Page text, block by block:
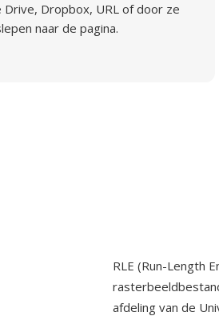
Drive, Dropbox, URL of door ze
naar de pagina.
RLE (Run-Length
afdeling van de